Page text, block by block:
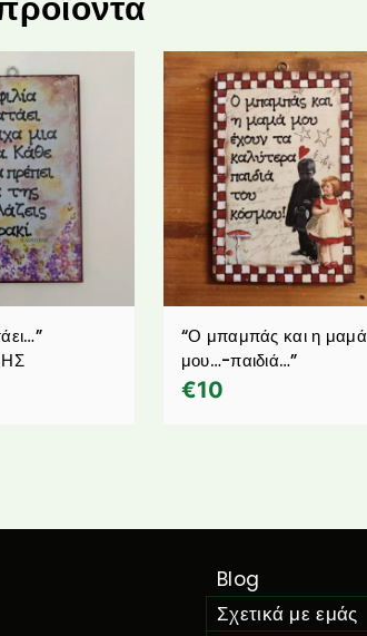
“Ο μπαμπάς και η μαμά
μου…-παιδιά…”
€10
Blog
Σχετικά με εμάς